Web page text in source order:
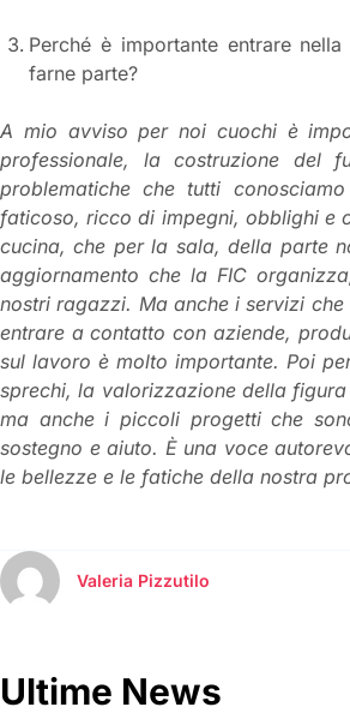
Perché è importante entrare
farne parte?
A mio avviso per noi cuochi è
professionale, la costruzione del
problematiche che tutti
faticoso, ricco di impegni, obblighi e
cucina, che per la sala, della parte
aggiornamento che la FIC
nostri ragazzi. Ma anche i servizi
entrare a contatto con aziende,
sul lavoro è molto importante. Poi
sprechi, la valorizzazione della
ma anche i piccoli progetti che
sostegno e aiuto. È una voce
le bellezze e le fatiche della nostra
Valeria Pizzutilo
Ultime News